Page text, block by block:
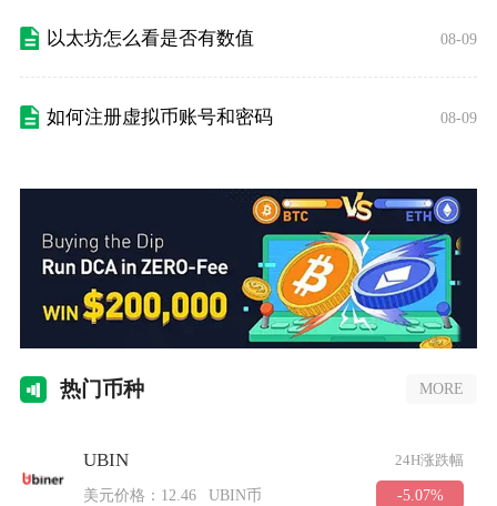
以太坊怎么看是否有数值 08-09
如何注册虚拟币账号和密码 08-09
热门币种 MORE
UBIN 24H涨跌幅
美元价格： 12.46 UBIN币 -5.07%